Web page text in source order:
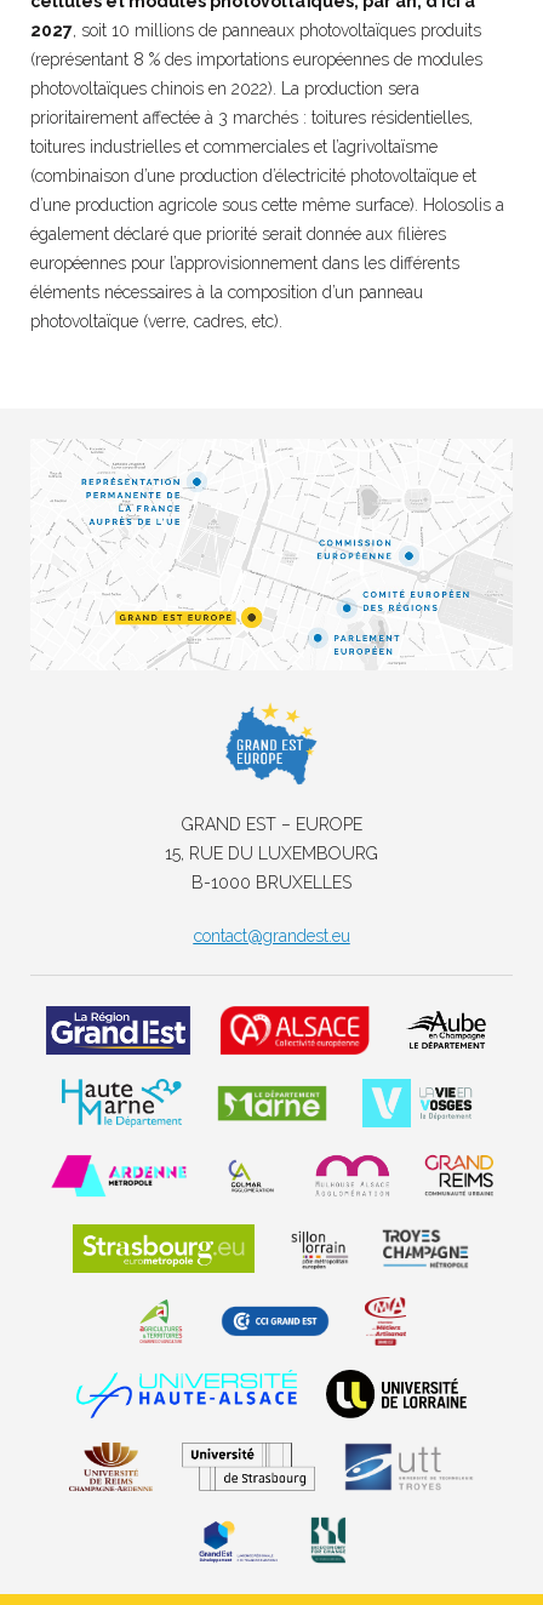
2027, soit 10 millions de panneaux photovoltaïques produits
(représentant 8 % des importations européennes de modules
photovoltaïques chinois en 2022). La production sera
prioritairement affectée à 3 marchés : toitures résidentielles,
toitures industrielles et commerciales et l’agrivoltaïsme
(combinaison d’une production d’électricité photovoltaïque et
d’une production agricole sous cette même surface). Holosolis a
également déclaré que priorité serait donnée aux filières
européennes pour l’approvisionnement dans les différents
éléments nécessaires à la composition d’un panneau
photovoltaïque (verre, cadres, etc).
GRAND EST – EUROPE
15, RUE DU LUXEMBOURG
B-1000 BRUXELLES
contact@grandest.eu